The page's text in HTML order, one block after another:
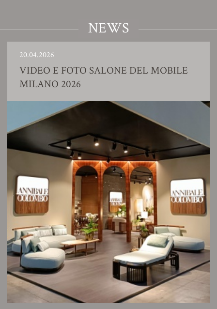
NEWS
20.04.2026
VIDEO E FOTO SALONE DEL MOBILE
MILANO 2026